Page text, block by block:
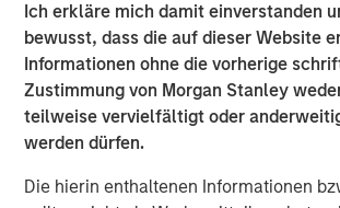
Ich erkläre mich damit einverstanden
bewusst, dass die auf dieser Website
Informationen ohne die vorherige
Zustimmung von Morgan Stanley
teilweise vervielfältigt oder
werden dürfen.
Die hierin enthaltenen Informationen
“The two owners, Mr. Jurak and Mr.
outstanding track record developing
leading company in the specialty steel
Michael Hehn, Managing Director of
Private Equity in Europe. “The new
support the company in the next phase
“We are very happy about the